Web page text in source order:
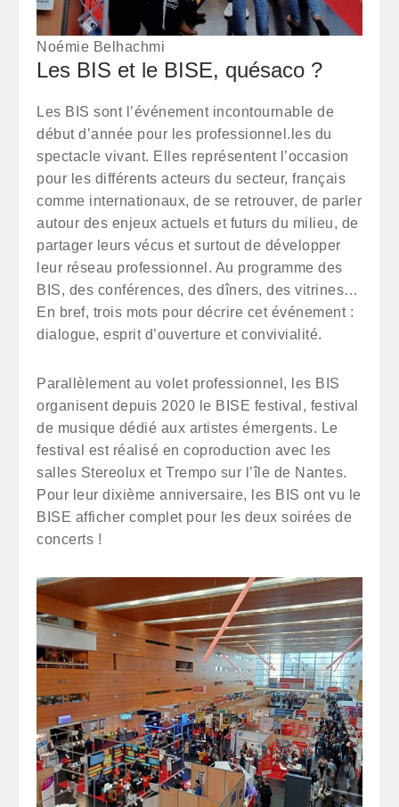
Noémie Belhachmi
Les BIS et le BISE, quésaco ?
Les BIS sont l’événement incontournable de
début d’année pour les professionnel.les du
spectacle vivant. Elles représentent l’occasion
pour les différents acteurs du secteur, français
comme internationaux, de se retrouver, de parler
autour des enjeux actuels et futurs du milieu, de
partager leurs vécus et surtout de développer
leur réseau professionnel. Au programme des
BIS, des conférences, des dîners, des vitrines…
En bref, trois mots pour décrire cet événement :
dialogue, esprit d’ouverture et convivialité.
Parallèlement au volet professionnel, les BIS
organisent depuis 2020 le BISE festival, festival
de musique dédié aux artistes émergents. Le
festival est réalisé en coproduction avec les
salles Stereolux et Trempo sur l’île de Nantes.
Pour leur dixième anniversaire, les BIS ont vu le
BISE afficher complet pour les deux soirées de
concerts !